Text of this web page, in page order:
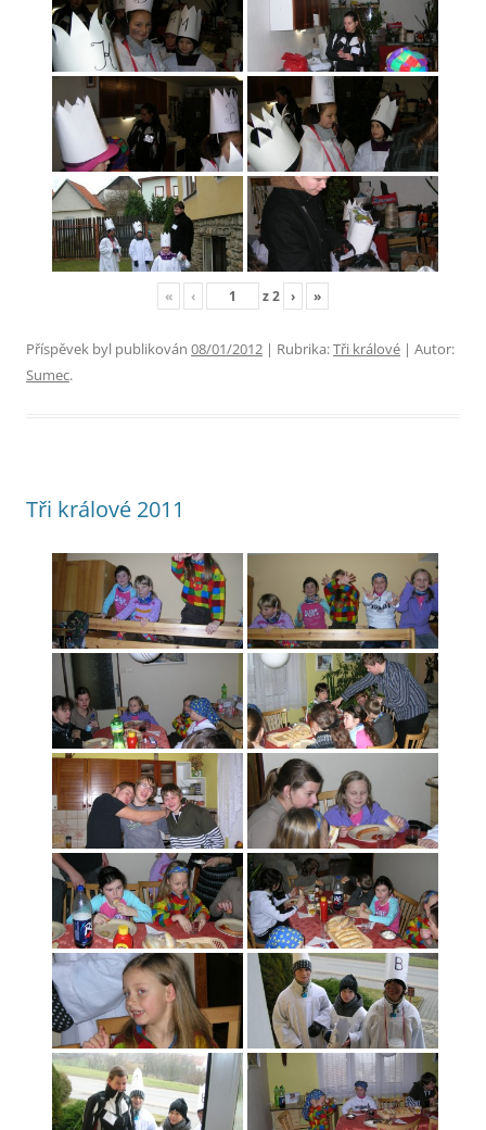
« ‹ z2 › »
Příspěvek byl publikován 08/01/2012 | Rubrika:Tři králové | Autor:
Sumec.
Tři králové 2011